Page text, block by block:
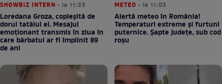
SHOWBIZ INTERN • la 11:33
Loredana Groza, copleșită de
dorul tatălui ei. Mesajul
emoționant transmis în ziua în
care bărbatul ar fi împlinit 89
de ani
METEO • la 11:03
Alertă meteo în România!
Temperaturi extreme și furtuni
puternice. Șapte județe, sub cod
roșu